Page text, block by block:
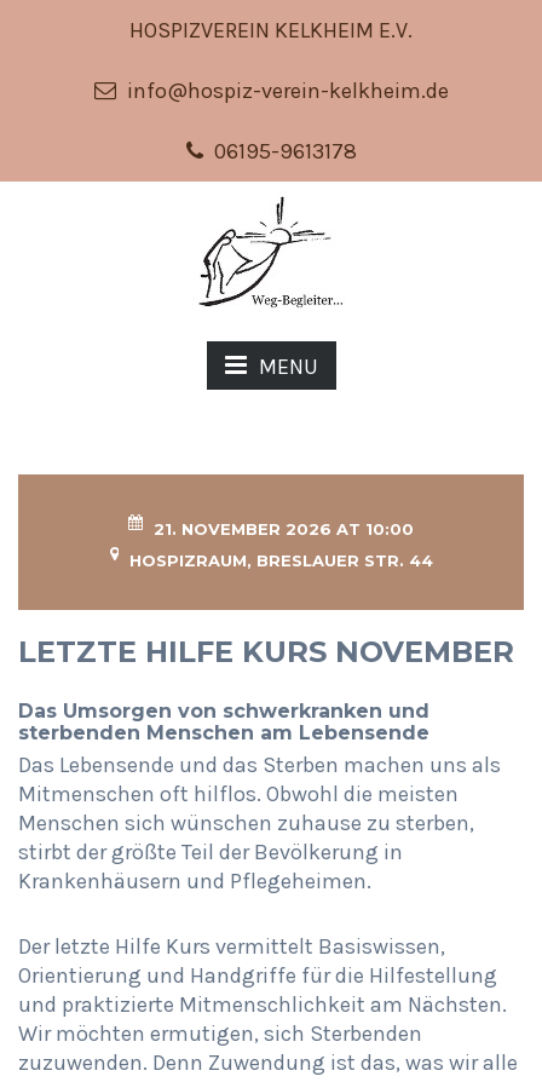
HOSPIZVEREIN KELKHEIM E.V.
info@hospiz-verein-kelkheim.de
06195-9613178
MENU
21. NOVEMBER 2026 AT 10:00
HOSPIZRAUM, BRESLAUER STR. 44
LETZTE HILFE KURS NOVEMBER
Das Umsorgen von schwerkranken und
sterbenden Menschen am Lebensende
Das Lebensende und das Sterben machen uns als
Mitmenschen oft hilflos. Obwohl die meisten
Menschen sich wünschen zuhause zu sterben,
stirbt der größte Teil der Bevölkerung in
Krankenhäusern und Pflegeheimen.
Der letzte Hilfe Kurs vermittelt Basiswissen,
Orientierung und Handgriffe für die Hilfestellung
und praktizierte Mitmenschlichkeit am Nächsten.
Wir möchten ermutigen, sich Sterbenden
zuzuwenden. Denn Zuwendung ist das, was wir alle